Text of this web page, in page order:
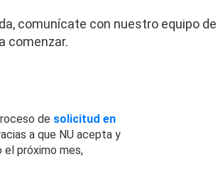
comunícate con nuestro equipo
comenzar.
de solicitud en
a que NU acepta y
próximo mes,